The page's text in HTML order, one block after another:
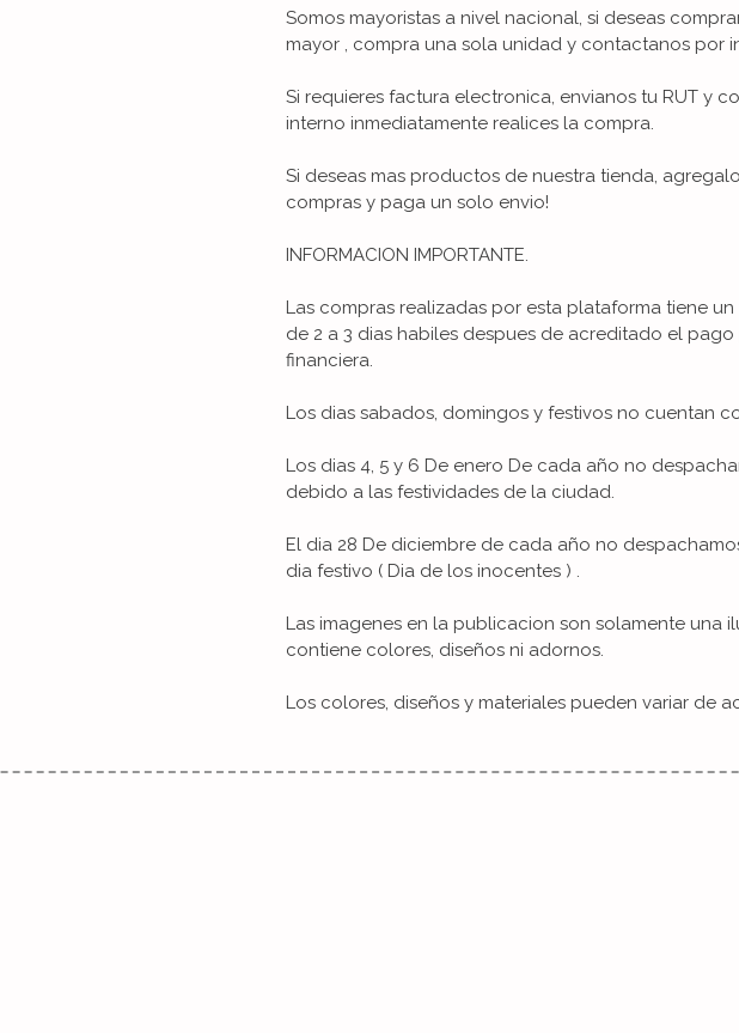
Somos mayoristas a nivel nacional, si deseas
mayor , compra una sola unidad y contactanos por
Si requieres factura electronica, envianos tu RUT y
interno inmediatamente realices la compra.
Si deseas mas productos de nuestra tienda,
compras y paga un solo envio!
INFORMACION IMPORTANTE.
Las compras realizadas por esta plataforma tiene
de 2 a 3 dias habiles despues de acreditado el
financiera.
Los dias sabados, domingos y festivos no cuentan
Los dias 4, 5 y 6 De enero De cada año no
debido a las festividades de la ciudad.
El dia 28 De diciembre de cada año no
dia festivo ( Dia de los inocentes ) .
Las imagenes en la publicacion son solamente una
contiene colores, diseños ni adornos.
Los colores, diseños y materiales pueden variar de